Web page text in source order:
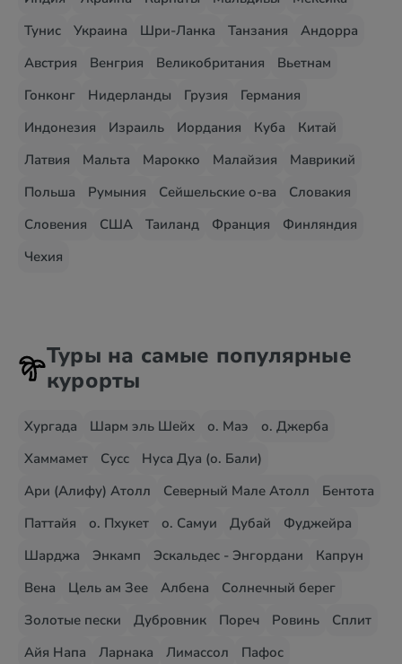
Тунис
Украина Шри-Ланка Танзания
Андорра
Австрия
Венгрия Великобритания
Вьетнам
Гонконг
Нидерланды Грузия
Германия
Индонезия
Израиль Иордания Куба
Китай
Латвия
Мальта Марокко Малайзия
Маврикий
Польша
Румыния Сейшельские о-ва
Словакия
Словения
США Таиланд Франция
Финляндия
Чехия
Туры на самые популярные
курорты
Хургада Шарм эль Шейх о. Маэ
о. Джерба
Хаммамет
Сусс
Нуса Дуа (о. Бали)
Ари (Алифу) Атолл
Северный Мале Атолл
Бентота
Паттайя
о. Пхукет о. Самуи Дубай
Фуджейра
Шарджа
Энкамп Эскальдес - Энгордани
Капрун
Вена
Цель ам Зее Албена
Солнечный берег
Золотые пески
Дубровник Пореч Ровинь
Сплит
Айя Напа
Ларнака Лимассол
Пафос